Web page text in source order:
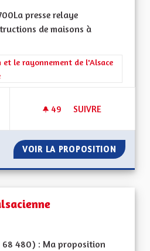
presse relaye
de maisons à
catégorie : La Culture, l'Education et
et le rayonnement de l'Alsace
49 49 ABONNÉS
SUIVRE
VOIR LA PROPOSITION TAXE
68 480) : Ma proposition